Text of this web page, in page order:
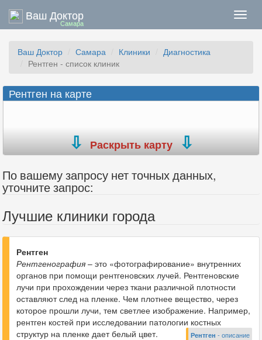
Ваш Доктор
Самара
Ваш Доктор Самара Клиники
Диагностика
Рентген - список клиник
Рентген на карте
Раскрыть карту
По вашему запросу нет точных данных,
уточните запрос:
Лучшие клиники города
Рентген
Рентгенография – это «фотографирование» внутренних
органов при помощи рентгеновских лучей. Рентгеновские
лучи при прохождении через ткани различной плотности
оставляют след на пленке. Чем плотнее вещество, через
которое прошли лучи, тем светлее изображение. Например,
рентген костей при исследовании патологии костных
структур на пленке дает белый цвет.
Рентген - описание